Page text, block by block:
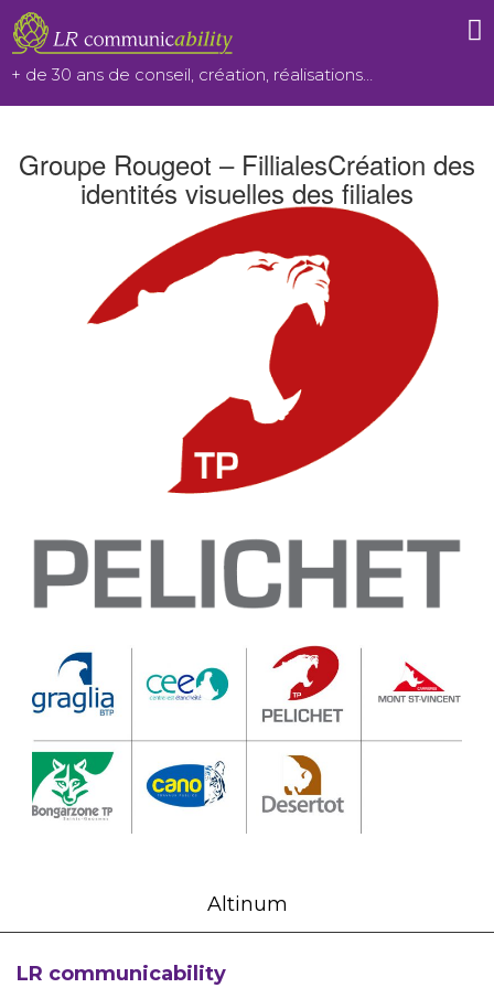
Aller
au
contenu
+ de 30 ans de conseil, création, réalisations…
Groupe Rougeot – FillialesCréation des
identités visuelles des filiales
Altinum
LR communicability